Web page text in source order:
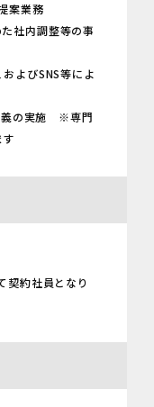
案業務
社内調整等の事
およびSNS等によ
義の実施 ※専門
契約社員となり